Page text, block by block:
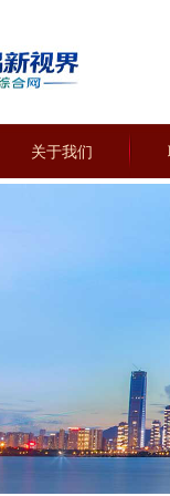
关于我们